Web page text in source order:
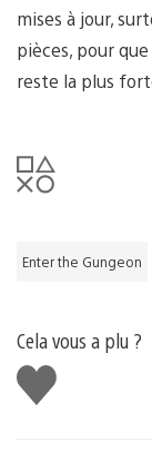
mises à jour,
pièces, pour
reste la plus
Enter the Gungeon
Cela vous a plu ?
J'aime